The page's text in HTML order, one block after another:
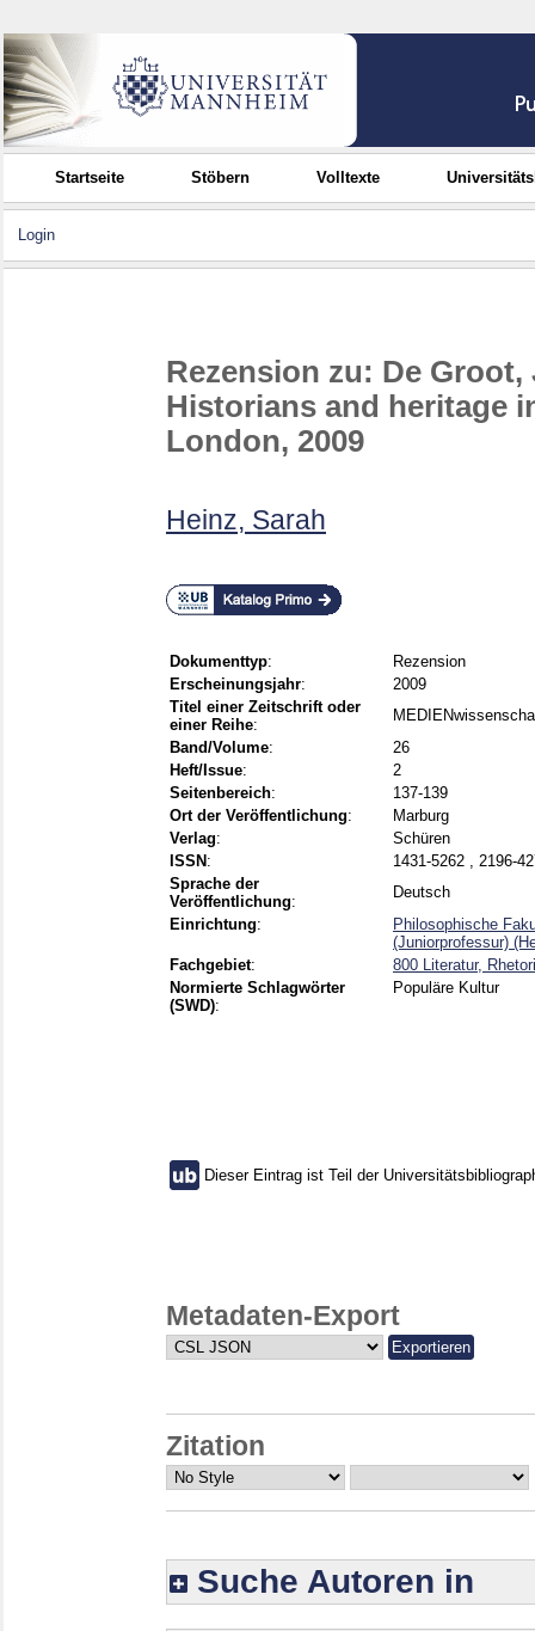
Startseite Stöbern Volltexte
Login
Rezension zu: De
Historians and heritage
London, 2009
Heinz, Sarah
Dokumenttyp:
Rezension
Erscheinungsjahr:
2009
Titel einer Zeitschrift oder
einer Reihe:
Band/Volume:
26
Heft/Issue:
2
Seitenbereich:
137-139
Ort der Veröffentlichung:
Marburg
Verlag:
Schüren
ISSN :
1431-5262 , 2196-
Sprache der
Veröffentlichung:
Deutsch
Einrichtung:
Philosophische
(Juniorprofessur)
Fachgebiet:
800 Literatur,
Normierte Schlagwörter
(SWD):
Populäre Kultur
Dieser Eintrag ist Teil der
Metadaten-Export
Zitation
Suche Autoren in